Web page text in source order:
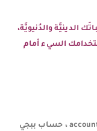
الدينيَّة والدُنيويَّة،
السيء أمام
#ببجي ، حساب ببجي ، حسابات ببجي ، accounts pubg ، حساب ببجي